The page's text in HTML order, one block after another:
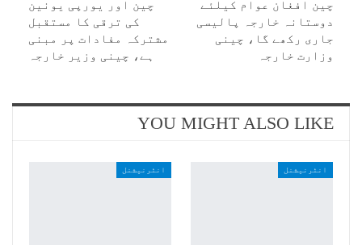
چین افغان عوام کیلئے
دوستانہ خارجہ پالیسی
جاری رکھے گا، چینی
وزارت خارجہ
چین اور یورپی یونین
کی ترقی کا مستقبل
مشترکہ مفادات پر مبنی
ہے، چینی وزیر خارجہ
YOU MIGHT ALSO LIKE
انٹرنیشنل انٹرنیشنل